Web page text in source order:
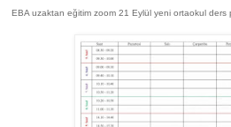
EBA uzaktan eğitim zoom 21 Eylül yeni ortaokul ders